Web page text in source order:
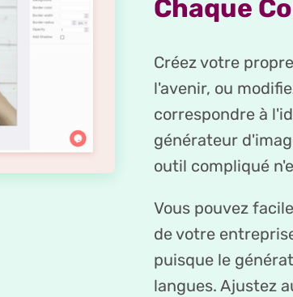
Chaque
Créez votre
l'avenir, ou
correspondre à
générateur
outil compliqué
Vous pouvez
de votre
puisque le
langues. Ajustez